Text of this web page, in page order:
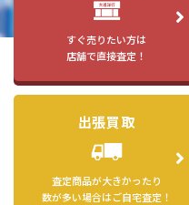
すぐ売りたい方は
店舗で直接査定！
出張買取
査定商品が大きかったり
数が多い場合はご自宅査定！